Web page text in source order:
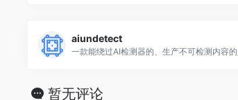
aiundetect
暂无评论